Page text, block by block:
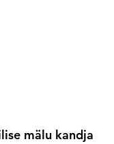
mälu kandja